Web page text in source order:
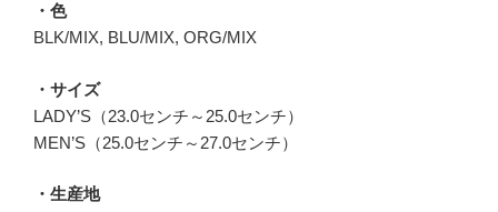
・色
BLK/MIX, BLU/MIX, ORG/MIX
・サイズ
LADY’S（23.0センチ～25.0センチ）
MEN’S（25.0センチ～27.0センチ）
・生産地